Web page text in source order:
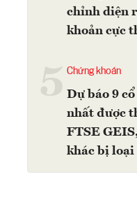
chỉnh diện
khoản cực
Chứng khoán
Dự báo 9
nhất được
FTSE
khác bị loại